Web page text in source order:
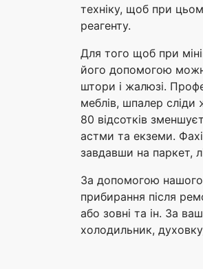
техніку, щоб при
реагенту.
Для того щоб при
його допомогою
штори і жалюзі.
меблів, шпалер сліди
80 відсотків
астми та екземи.
завдавши на паркет,
За допомогою
прибирання після
або зовні та ін. За
холодильник,